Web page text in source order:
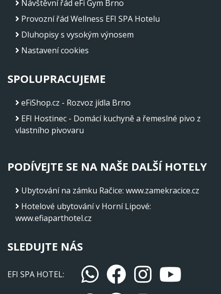
Návštěvní řád eFi Gym Brno
Provozní řád Wellness EFI SPA Hotelu
Dluhopisy s vysokým výnosem
Nastavení cookies
SPOLUPRACUJEME
eFiShop.cz - Rozvoz jídla Brno
EFI Hostinec - Domácí kuchyně a řemeslné pivo z
vlastního pivovaru
PODÍVEJTE SE NA NAŠE DALŠÍ HOTELY
Ubytování na zámku Račice: www.zamekracice.cz
Hotelové ubytování v Horní Lipové:
www.efiaparthotel.cz
SLEDUJTE NÁS
EFI SPA HOTEL: